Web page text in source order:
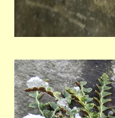
Bild